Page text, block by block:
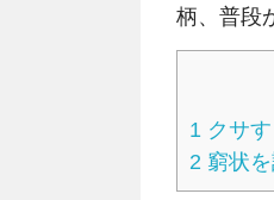
柄、普段
1 クサ
2 窮状